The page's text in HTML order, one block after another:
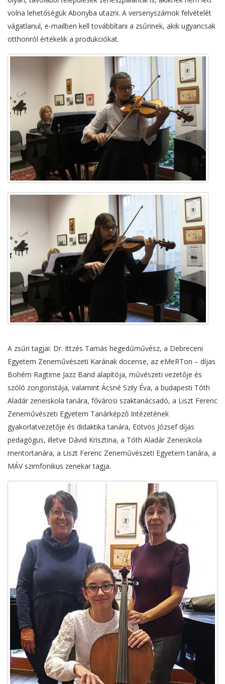
volna lehetőségük Abonyba utazni. A versenyszámok felvételét
vágatlanul, e-mailben kell továbbítani a zsűrinek, akik ugyancsak
otthonról értékelik a produkciókat.
A zsűri tagjai: Dr. Ittzés Tamás hegedűművész, a Debreceni
Egyetem Zeneművészeti Karának docense, az eMeRTon – díjas
Bohém Ragtime Jazz Band alapítója, művészeti vezetője és
szóló zongoristája, valamint Ácsné Szily Éva, a budapesti Tóth
Aladár zeneiskola tanára, fővárosi szaktanácsadó, a Liszt Ferenc
Zeneművészeti Egyetem Tanárképző Intézetének
gyakorlatvezetője és didaktika tanára, Eötvös József díjas
pedagógus, illetve Dávid Krisztina, a Tóth Aladár Zeneiskola
mentortanára, a Liszt Ferenc Zeneművészeti Egyetem tanára, a
MÁV szimfonikus zenekar tagja.